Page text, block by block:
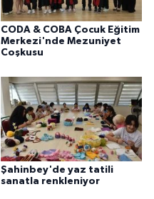
CODA & COBA Çocuk Eğitim
Merkezi'nde Mezuniyet
Coşkusu
Şahinbey'de yaz tatili
sanatla renkleniyor